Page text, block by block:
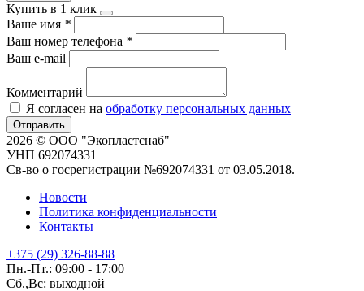
Купить в 1 клик
Ваше имя *
Ваш номер телефона *
Ваш e-mail
Комментарий
Я согласен на обработку персональных данных
Отправить
2026 © ООО "Экопластснаб"
УНП 692074331
Св-во о госрегистрации №692074331 от 03.05.2018.
Новости
Политика конфиденциальности
Контакты
+375 (29) 326-88-88
Пн.-Пт.: 09:00 - 17:00
Сб.,Вс: выходной